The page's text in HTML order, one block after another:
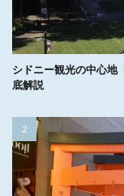
シドニー観光の中心
底解説